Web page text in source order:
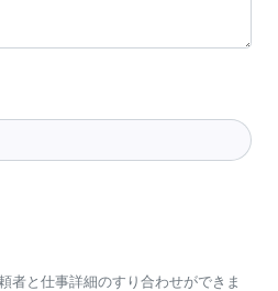
者と仕事詳細のすり合わせができま